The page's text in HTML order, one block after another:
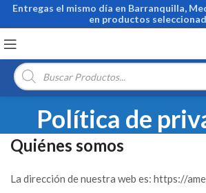
Entregas el mismo día en Barranquilla,
en productos
Búsqueda
de
productos
Política de
Quiénes somos
La dirección de nuestra web es: https://